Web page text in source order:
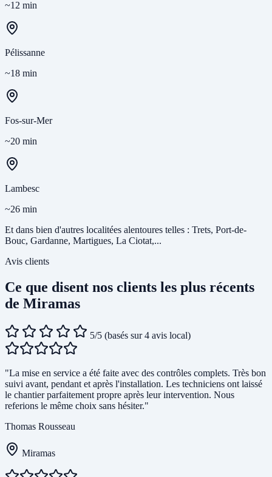
~12 min
Pélissanne
~18 min
Fos-sur-Mer
~20 min
Lambesc
~26 min
Et dans bien d'autres localitées alentoures telles : Trets, Port-de-
Bouc, Gardanne, Martigues, La Ciotat,...
Avis clients
Ce que disent nos clients les plus récents
de Miramas
5/5 (basés sur 4 avis local)
"La mise en service a été faite avec des contrôles complets. Très bon
suivi avant, pendant et après l'installation. Les techniciens ont laissé
le chantier parfaitement propre après leur intervention. Nous
referions le même choix sans hésiter."
Thomas Rousseau
Miramas